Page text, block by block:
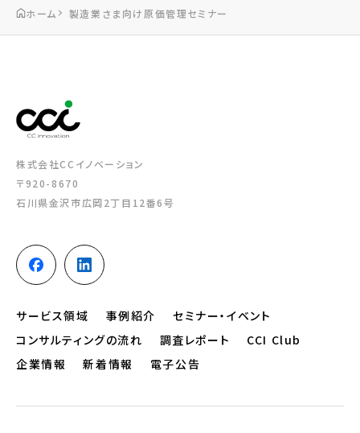
ホーム 製造業さま向け原価管理セミナー
株式会社CCイノベーション
〒920-8670
石川県金沢市広岡2丁目12番6号
サービス領域 事例紹介
セミナー・イベント
コンサルティングの流れ
調査レポート
CCI Club
企業情報
新着情報 電子公告